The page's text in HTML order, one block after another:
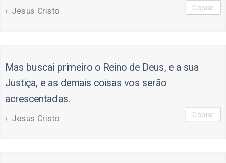
Jesus Cristo Copiar
Mas buscai primeiro o Reino de Deus, e a sua
Justiça, e as demais coisas vos serão
acrescentadas.
Jesus Cristo Copiar